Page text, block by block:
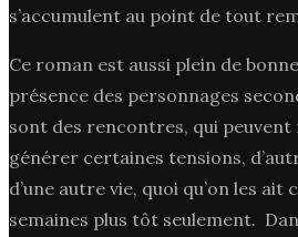
s’accumulent au point de tout
Ce roman est aussi plein de
présence des personnages
sont des rencontres, qui
générer certaines tensions,
d’une autre vie, quoi qu’on les ait
semaines plus tôt seulement.